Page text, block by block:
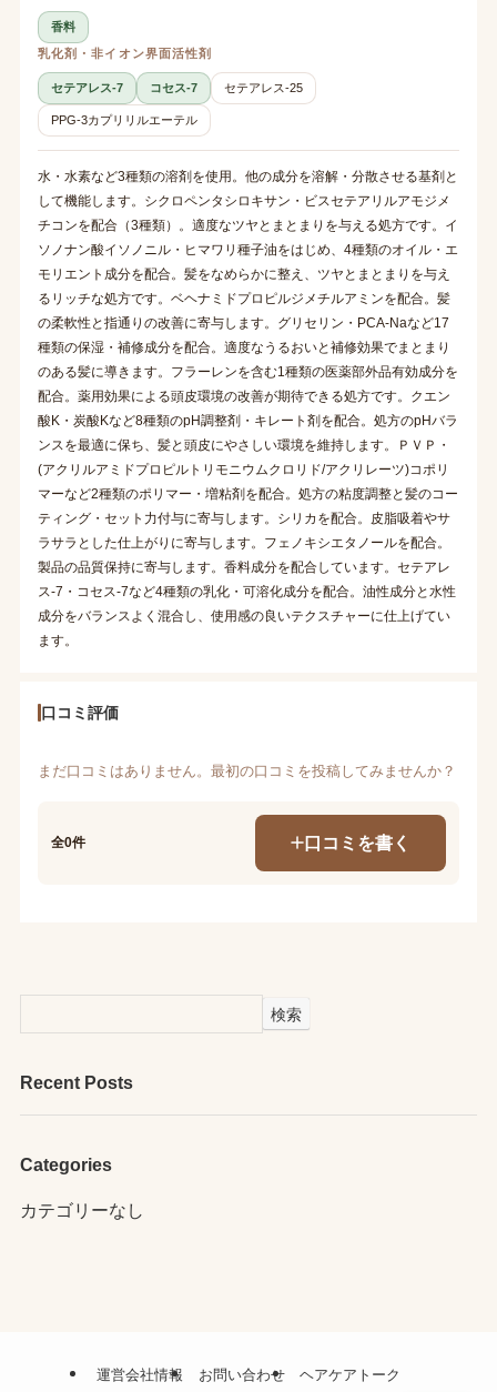
香料
乳化剤・非イオン界面活性剤
セテアレス-7 コセス-7 セテアレス-25
PPG-3カプリリルエーテル
水・水素など3種類の溶剤を使用。他の成分を溶解・分散させる基剤と
して機能します。シクロペンタシロキサン・ビスセテアリルアモジメ
チコンを配合（3種類）。適度なツヤとまとまりを与える処方です。イ
ソノナン酸イソノニル・ヒマワリ種子油をはじめ、4種類のオイル・エ
モリエント成分を配合。髪をなめらかに整え、ツヤとまとまりを与え
るリッチな処方です。ベヘナミドプロピルジメチルアミンを配合。髪
の柔軟性と指通りの改善に寄与します。グリセリン・PCA-Naなど17
種類の保湿・補修成分を配合。適度なうるおいと補修効果でまとまり
のある髪に導きます。フラーレンを含む1種類の医薬部外品有効成分を
配合。薬用効果による頭皮環境の改善が期待できる処方です。クエン
酸K・炭酸Kなど8種類のpH調整剤・キレート剤を配合。処方のpHバラ
ンスを最適に保ち、髪と頭皮にやさしい環境を維持します。ＰＶＰ・
(アクリルアミドプロピルトリモニウムクロリド/アクリレーツ)コポリ
マーなど2種類のポリマー・増粘剤を配合。処方の粘度調整と髪のコー
ティング・セット力付与に寄与します。シリカを配合。皮脂吸着やサ
ラサラとした仕上がりに寄与します。フェノキシエタノールを配合。
製品の品質保持に寄与します。香料成分を配合しています。セテアレ
ス-7・コセス-7など4種類の乳化・可溶化成分を配合。油性成分と水性
成分をバランスよく混合し、使用感の良いテクスチャーに仕上げてい
ます。
口コミ評価
まだ口コミはありません。最初の口コミを投稿してみませんか？
全0件 口コミを書く
検索
Recent Posts
Categories
カテゴリーなし
運営会社情報 お問い合わせ ヘアケアトーク